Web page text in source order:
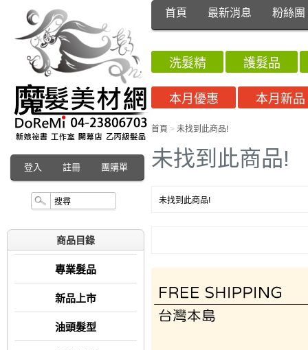
登入 註冊 團購單
首頁 最新消息 粉絲團
商品目錄
專業髮品
新品上市
油頭髮型
洗髮精
護髮品
本月優惠
本月新品
首頁 > 未找到此商品!
未找到此商品!
未找到此商品!